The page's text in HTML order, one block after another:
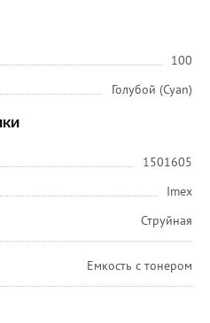
100
Голубой (Cyan)
1501605
Imex
Струйная
Емкость с тонером